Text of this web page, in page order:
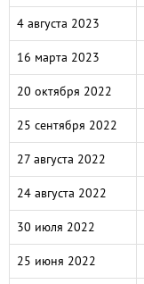
4 августа 2023
16 марта 2023
20 октября 2022
25 сентября 2022
27 августа 2022
24 августа 2022
30 июля 2022
25 июня 2022